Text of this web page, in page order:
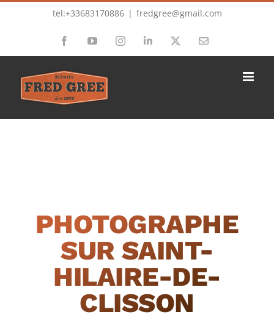
tel:+33683170886 | fredgree@gmail.com
FacebookYouTubeInstagramLinkedIn Email
PHOTOGRAPHE
SUR SAINT-
HILAIRE-DE-
CLISSON